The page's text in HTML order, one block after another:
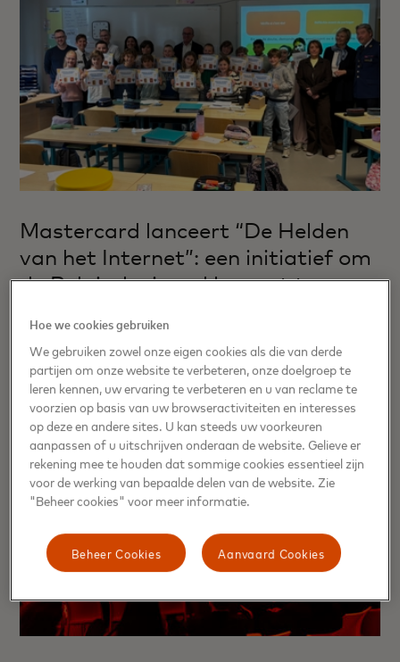
Mastercard lanceert “De Helden
van het Internet”: een initiatief om
de Belgische jeugd bewust te
Hoe we cookies gebruiken
We gebruiken zowel onze eigen cookies als die van derde
partijen om onze website te verbeteren, onze doelgroep te
leren kennen, uw ervaring te verbeteren en u van reclame te
voorzien op basis van uw browseractiviteiten en interesses
op deze en andere sites. U kan steeds uw voorkeuren
aanpassen of u uitschrijven onderaan de website. Gelieve er
rekening mee te houden dat sommige cookies essentieel zijn
voor de werking van bepaalde delen van de website. Zie
"Beheer cookies" voor meer informatie.
Aanvaard Cookies
Beheer Cookies